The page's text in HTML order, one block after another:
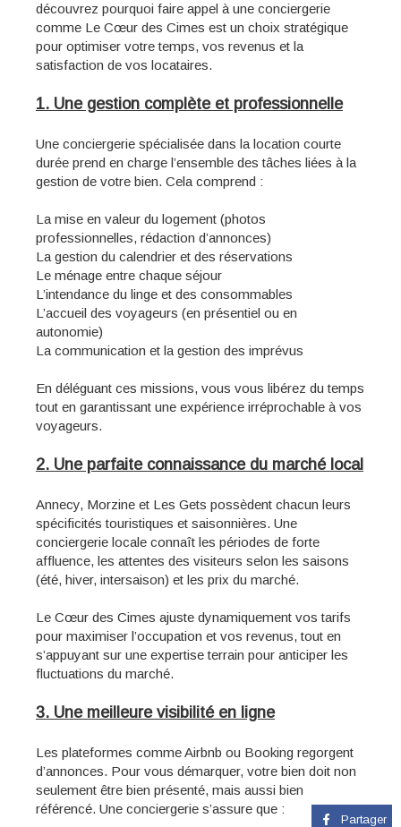
découvrez pourquoi faire appel à une conciergerie
comme Le Cœur des Cimes est un choix stratégique
pour optimiser votre temps, vos revenus et la
satisfaction de vos locataires.
1. Une gestion complète et professionnelle
Une conciergerie spécialisée dans la location courte
durée prend en charge l’ensemble des tâches liées à la
gestion de votre bien. Cela comprend :
La mise en valeur du logement (photos
professionnelles, rédaction d’annonces)
La gestion du calendrier et des réservations
Le ménage entre chaque séjour
L’intendance du linge et des consommables
L’accueil des voyageurs (en présentiel ou en
autonomie)
La communication et la gestion des imprévus
En déléguant ces missions, vous vous libérez du temps
tout en garantissant une expérience irréprochable à vos
voyageurs.
2. Une parfaite connaissance du marché local
Annecy, Morzine et Les Gets possèdent chacun leurs
spécificités touristiques et saisonnières. Une
conciergerie locale connaît les périodes de forte
affluence, les attentes des visiteurs selon les saisons
(été, hiver, intersaison) et les prix du marché.
Le Cœur des Cimes ajuste dynamiquement vos tarifs
pour maximiser l’occupation et vos revenus, tout en
s’appuyant sur une expertise terrain pour anticiper les
fluctuations du marché.
3. Une meilleure visibilité en ligne
Les plateformes comme Airbnb ou Booking regorgent
d’annonces. Pour vous démarquer, votre bien doit non
seulement être bien présenté, mais aussi bien
référencé. Une conciergerie s’assure que :
Partager